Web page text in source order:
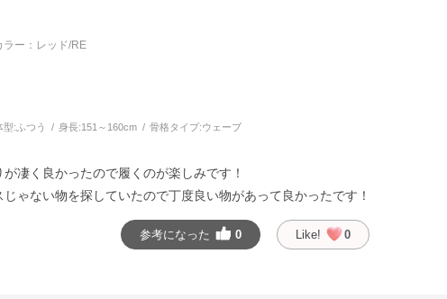
ラー：レッド/RE
型: ふつう 身長:151～160cm 骨格タイプ:ウェーブ
凄く良かったので履くのが楽しみです！
ゃない物を探していたので丁度良い物があって良かったです！
参考になった 0 Like! 0